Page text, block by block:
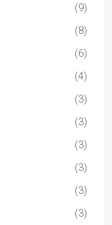
(9)
(8)
(6)
(4)
(3)
(3)
(3)
(3)
(3)
(3)